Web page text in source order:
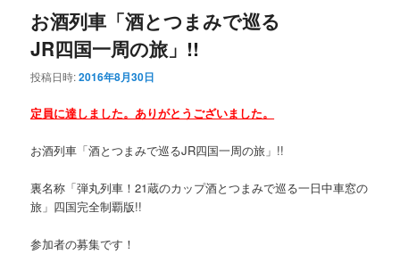
お酒列車「酒とつまみで巡る
JR四国一周の旅」!!
投稿日時:2016年8月30日
定員に達しました。ありがとうございました。
お酒列車「酒とつまみで巡るJR四国一周の旅」!!
裏名称「弾丸列車！21蔵のカップ酒とつまみで巡る一日中車窓の
旅」四国完全制覇版!!
参加者の募集です！